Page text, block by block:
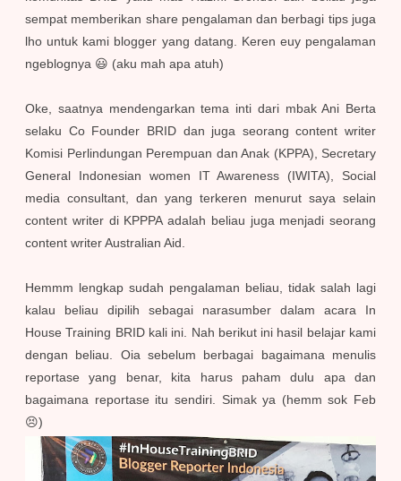
sempat memberikan share pengalaman dan berbagi tips juga
lho untuk kami blogger yang datang. Keren euy pengalaman
ngeblognya 😃 (aku mah apa atuh)
Oke, saatnya mendengarkan tema inti dari mbak Ani Berta
selaku Co Founder BRID dan juga seorang content writer
Komisi Perlindungan Perempuan dan Anak (KPPA), Secretary
General Indonesian women IT Awareness (IWITA), Social
media consultant, dan yang terkeren menurut saya selain
content writer di KPPPA adalah beliau juga menjadi seorang
content writer Australian Aid.
Hemmm lengkap sudah pengalaman beliau, tidak salah lagi
kalau beliau dipilih sebagai narasumber dalam acara In
House Training BRID kali ini. Nah berikut ini hasil belajar kami
dengan beliau. Oia sebelum berbagai bagaimana menulis
reportase yang benar, kita harus paham dulu apa dan
bagaimana reportase itu sendiri. Simak ya (hemm sok Feb
😣)